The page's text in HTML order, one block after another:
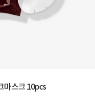
마스크 10pcs